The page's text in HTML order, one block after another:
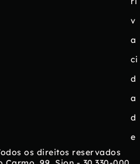
v
a
ci
d
a
d
e
os direitos reservados